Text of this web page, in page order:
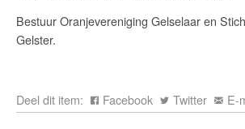
Bestuur Oranjevereniging Gelselaar en
Gelster.
Deel dit item: Facebook Twitter E-